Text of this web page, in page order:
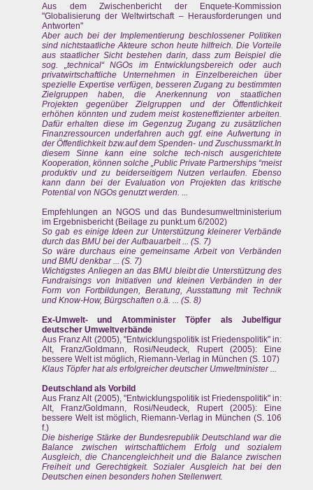
Aus dem Zwischenbericht der Enquete-Kommission
"Globalisierung der Weltwirtschaft – Herausforderungen und
Antworten"
Aber auch bei der Implementierung beschlossener Politiken
sind nichtstaatliche Akteure schon heute hilfreich. Die Vorteile
aus staatlicher Sicht bestehen darin, dass zum Beispiel die
sog. „technical“ NGOs im Entwicklungsbereich oder auch
privatwirtschaftliche Unternehmen in Einzelbereichen über
spezielle Expertise verfügen, besseren Zugang zu bestimmten
Zielgruppen haben, die Anerkennung von staatlichen
Projekten gegenüber Zielgruppen und der Öffentlichkeit
erhöhen könnten und zudem meist kosteneffizienter arbeiten.
Dafür erhalten diese im Gegenzug Zugang zu zusätzlichen
Finanzressourcen underfahren auch ggf. eine Aufwertung in
der Öffentlichkeit bzw.auf dem Spenden- und Zuschussmarkt.In
diesem Sinne kann eine solche tech-nisch ausgerichtete
Kooperation, können solche „Public Private Partnerships “meist
produktiv und zu beiderseitigem Nutzen verlaufen. Ebenso
kann dann bei der Evaluation von Projekten das kritische
Potential von NGOs genutzt werden. ...
Empfehlungen an NGOS und das Bundesumweltministerium
im Ergebnisbericht (Beilage zu punkt.um 6/2002)
So gab es einige Ideen zur Unterstützung kleinerer Verbände
durch das BMU bei der Aufbauarbeit ... (S. 7)
So wäre durchaus eine gemeinsame Arbeit von Verbänden
und BMU denkbar ... (S. 7)
Wichtigstes Anliegen an das BMU bleibt die Unterstützung des
Fundraisings von Initiativen und kleinen Verbänden in der
Form von Fortbildungen, Beratung, Ausstattung mit Technik
und Know-How, Bürgschaften o.ä. ... (S. 8)
Ex-Umwelt- und Atomminister Töpfer als Jubelfigur
deutscher Umweltverbände
Aus Franz Alt (2005), "Entwicklungspolitik ist Friedenspolitik" in:
Alt, Franz/Goldmann, Rosi/Neudeck, Rupert (2005): Eine
bessere Welt ist möglich, Riemann-Verlag in München (S. 107)
Klaus Töpfer hat als erfolgreicher deutscher Umweltminister ...
Deutschland als Vorbild
Aus Franz Alt (2005), "Entwicklungspolitik ist Friedenspolitik" in:
Alt, Franz/Goldmann, Rosi/Neudeck, Rupert (2005): Eine
bessere Welt ist möglich, Riemann-Verlag in München (S. 106
f.)
Die bisherige Stärke der Bundesrepublik Deutschland war die
Balance zwischen wirtschaftlichem Erfolg und sozialem
Ausgleich, die Chancengleichheit und die Balance zwischen
Freiheit und Gerechtigkeit. Sozialer Ausgleich hat bei den
Deutschen einen besonders hohen Stellenwert.